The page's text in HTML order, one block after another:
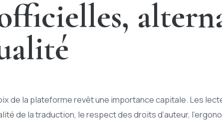
de la plateforme revêt une importance capitale. Les
de la traduction, le respect des droits d’auteur,